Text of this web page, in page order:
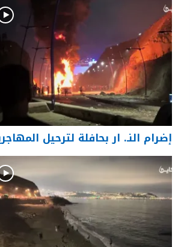
إضرام النـ. ار بحافلة لترحيل